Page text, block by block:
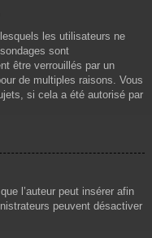
les utilisateurs ne
sont
être verrouillés par un
de multiples raisons. Vous
si cela a été autorisé par
l’auteur peut insérer afin
peuvent désactiver